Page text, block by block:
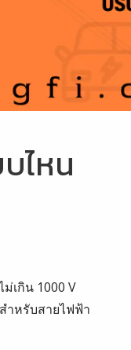
ไหน
เกิน 1000 V
ำหรับสายไฟฟ้า